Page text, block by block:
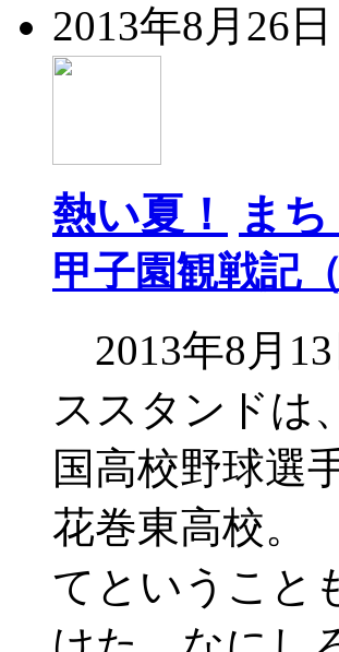
2013年8月26日
熱い夏！ ま
甲子園観戦記
2013年8月
ススタンドは
国高校野球選
花巻東高校。
てということ